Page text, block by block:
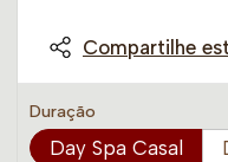
Compartilhe
Duração
Day Spa Casal